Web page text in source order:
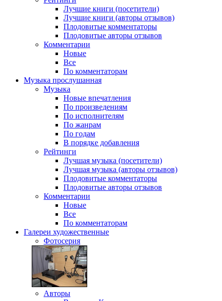
Лучшие книги (посетители)
Лучшие книги (авторы отзывов)
Плодовитые комментаторы
Плодовитые авторы отзывов
Комментарии
Новые
Все
По комментаторам
Музыка прослушанная
Музыка
Новые впечатления
По произведениям
По исполнителям
По жанрам
По годам
В порядке добавления
Рейтинги
Лучшая музыка (посетители)
Лучшая музыка (авторы отзывов)
Плодовитые комментаторы
Плодовитые авторы отзывов
Комментарии
Новые
Все
По комментаторам
Галереи художественные
Фотосерия
Авторы